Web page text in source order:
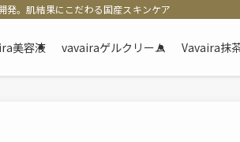
発。肌結果にこだわる国産スキンケア
美容液 vavairaゲルクリーム Vavaira抹